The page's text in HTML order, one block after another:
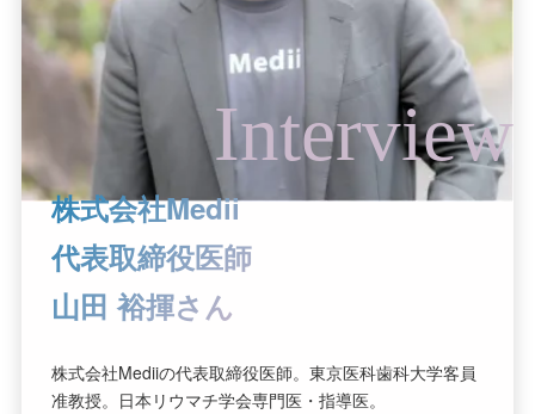
株式会社Medii
代表取締役医師
山田 裕揮さん
株式会社Mediiの代表取締役医師。東京医科歯科大学客員
准教授。日本リウマチ学会専門医・指導医。